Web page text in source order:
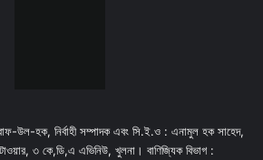
উল-হক, নির্বাহী সম্পাদক এবং সি.ই.ও : এনামুল হক সাহেদ,
৩ কে,ডি,এ এভিনিউ, খুলনা। বাণিজ্যিক বিভাগ :